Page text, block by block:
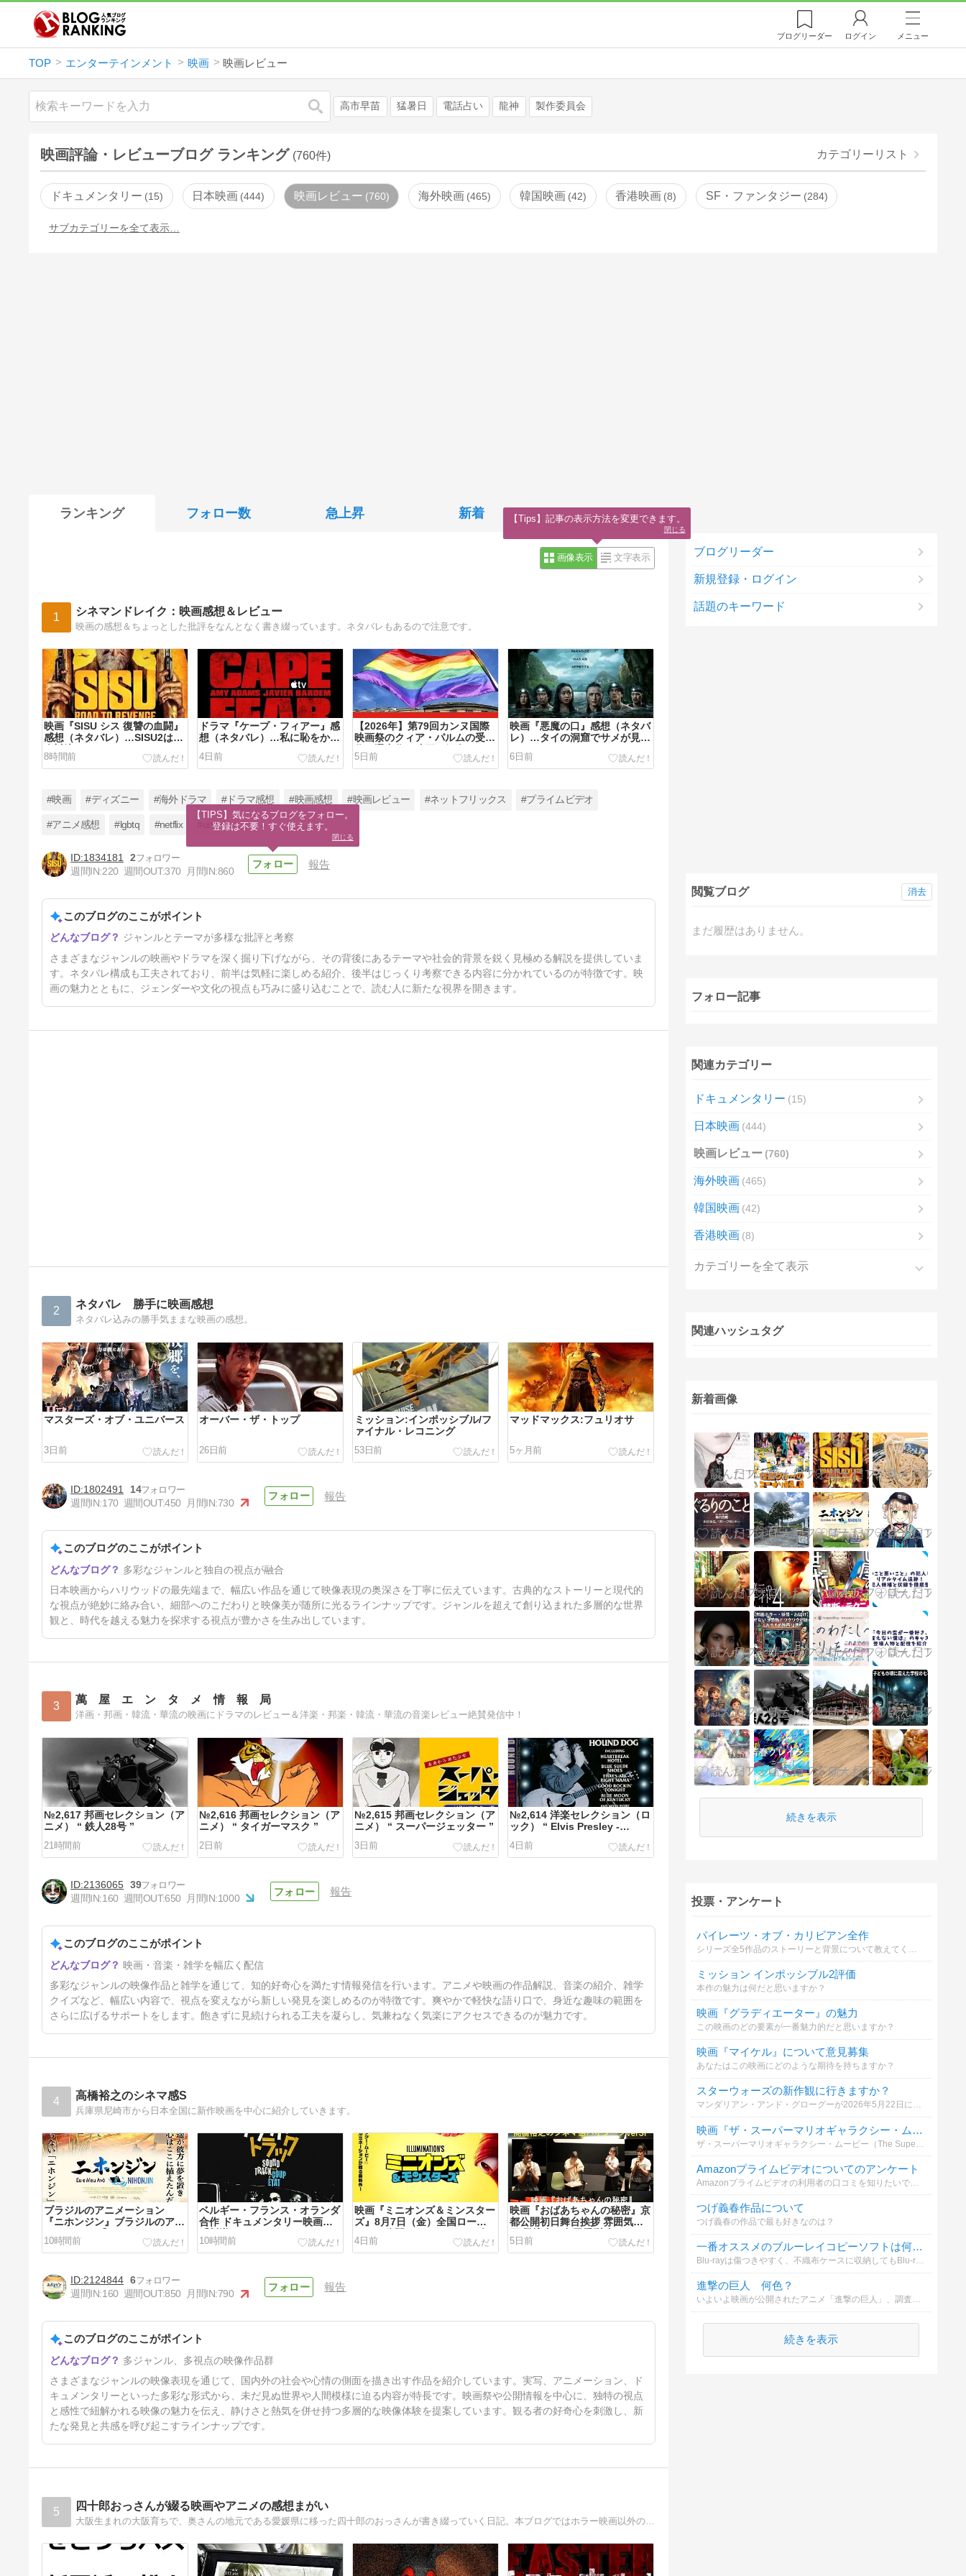
ブログリーダー ログイン メニュー
TOP エンターテインメント 映画 映画レビュー
検索 高市早苗 猛暑日 電話占い 龍神 製作委員会
映画評論・レビューブログ ランキング (760件) カテゴリーリスト
ドキュメンタリー 15 日本映画 444 映画レビュー 760 海外映画 465 韓国映画 42 香港映画 8 SF・ファンタジー 284
サブカテゴリーを全て表示…
ランキング フォロー数 急上昇 新着
画像表示 文字表示
1 シネマンドレイク：映画感想＆レビュー
映画の感想＆ちょっとした批評をなんとなく書き綴っています。ネタバレもあるので注意です。
映画『SISU シス 復讐の血闘』
感想（ネタバレ）…SISU2は老
人対決
8時間前
ドラマ『ケープ・フィアー』感
想（ネタバレ）…私に恥をかか
せるな
4日前
【2026年】第79回カンヌ国際
映画祭のクィア・パルムの受賞
作＆選出作の映画を紹介
5日前
映画『悪魔の口』感想（ネタバ
レ）…タイの洞窟でサメが見た
いなら
6日前
映画『スパイダーマン ブラン
ド・ニュー・デイ』感想（ネタ
#映画 #ディズニー #海外ドラマ #ドラマ感想 #映画感想 #映画レビュー #ネットフリックス #プライムビデオ
#アニメ感想 #lgbtq #netflix #unext
1834181
2
週間IN:220 週間OUT:370 月間IN:860
報告
このブログのここがポイント
ジャンルとテーマが多様な批評と考察
さまざまなジャンルの映画やドラマを深く掘り下げながら、その背後にあるテーマや社会的背景を鋭く見極める解説を提供していま
す。ネタバレ構成も工夫されており、前半は気軽に楽しめる紹介、後半はじっくり考察できる内容に分かれているのが特徴です。映
画の魅力とともに、ジェンダーや文化の視点も巧みに盛り込むことで、読む人に新たな視界を開きます。
2 ネタバレ 勝手に映画感想
ネタバレ込みの勝手気ままな映画の感想。
マスターズ・オブ・ユニバース
3日前
オーバー・ザ・トップ
26日前
ミッション:インポッシブル/フ
ァイナル・レコニング
53日前
マッドマックス:フュリオサ
5ヶ月前
マッドマックス:フュリオサ
5ヶ月前
1802491
14
週間IN:170 週間OUT:450 月間IN:730
報告
このブログのここがポイント
多彩なジャンルと独自の視点が融合
日本映画からハリウッドの最先端まで、幅広い作品を通じて映像表現の奥深さを丁寧に伝えています。古典的なストーリーと現代的
な視点が絶妙に絡み合い、細部へのこだわりと映像美が随所に光るラインナップです。ジャンルを超えて創り込まれた多層的な世界
観と、時代を越える魅力を探求する視点が豊かさを生み出しています。
3 萬 屋 エ ン タ メ 情 報 局
洋画・邦画・韓流・華流の映画にドラマのレビュー＆洋楽・邦楽・韓流・華流の音楽レビュー絶賛発信中！
№2,617 邦画セレクション（ア
ニメ） “ 鉄人28号 ”
21時間前
№2,616 邦画セレクション（ア
ニメ） “ タイガーマスク ”
2日前
№2,615 邦画セレクション（ア
ニメ） “ スーパージェッター ”
3日前
№2,614 洋楽セレクション（ロ
ック） “ Elvis Presley -
Hound Dog ”
4日前
№2,613 邦画セレクション（ア
ニメ） “ 少年忍者風のフジ丸 ”
5日前
2136065 39
週間IN:160 週間OUT:650 月間IN:1000
報告
このブログのここがポイント
映画・音楽・雑学を幅広く配信
多彩なジャンルの映像作品と雑学を通じて、知的好奇心を満たす情報発信を行います。アニメや映画の作品解説、音楽の紹介、雑学
クイズなど、幅広い内容で、視点を変えながら新しい発見を楽しめるのが特徴です。爽やかで軽快な語り口で、身近な趣味の範囲を
さらに広げるサポートをします。飽きずに見続けられる工夫を凝らし、気兼ねなく気楽にアクセスできるのが魅力です。
4 高橋裕之のシネマ感S
兵庫県尼崎市から日本全国に新作映画を中心に紹介していきます。
ブラジルのアニメーション
『ニホンジン』ブラジルのアニ
メーション 『ニホンジン』
10時間前
ベルギー・フランス・オランダ
合作 ドキュメンタリー映画
『叛逆のサウンドトラック』８
月７日（金）公開
10時間前
映画『ミニオンズ＆ミンスター
ズ』8月7日（金）全国ロード
ショー公開！ おっちゃんも楽
しめるよ～
HIRO×HIRO=HIROBA24 新作
4日前
映画『おばあちゃんの秘密』京
都公開初日舞台挨拶 雰囲気動
画 登壇者：島田愛梨珠さん
（主演・莉莉役）
5日前
ドキュメンタリー映画 『軍服
を着た神様』８月１日（土）公
5日前
2124844 6
週間IN:160 週間OUT:850 月間IN:790
報告
このブログのここがポイント
多ジャンル、多視点の映像作品群
さまざまなジャンルの映像表現を通じて、国内外の社会や心情の側面を描き出す作品を紹介しています。実写、アニメーション、ド
キュメンタリーといった多彩な形式から、未だ見ぬ世界や人間模様に迫る内容が特長です。映画祭や公開情報を中心に、独特の視点
と感性で紐解かれる映像の魅力を伝え、静けさと熱気を併せ持つ多層的な映像体験を提案しています。観る者の好奇心を刺激し、新
たな発見と共感を呼び起こすラインナップです。
5 四十郎おっさんが綴る映画やアニメの感想まがい
ブログリーダー
新規登録・ログイン
話題のキーワード
閲覧ブログ
まだ履歴はありません。
消去
フォロー記事
関連カテゴリー
ドキュメンタリー 15
日本映画 444
映画レビュー 760
海外映画 465
韓国映画 42
香港映画 8
カテゴリーを全て表示
関連ハッシュタグ
新着画像
続きを表示
投票・アンケート
パイレーツ・オブ・カリビアン全作
ミッション インポッシブル2評価
本作の魅力は何だと思いますか？
映画『グラディエーター』の魅力
この映画のどの要素が一番魅力的だと思いますか？
映画『マイケル』について意見募集
あなたはこの映画にどのような期待を持ちますか？
スターウォーズの新作観に行きますか？
マンダリアン・アンド・グローグーが2026年5月22日に公開されます。
映画『ザ・スーパーマリオギャラクシー・ムービー』最新映像が公開！どう思う？
Amazonプライムビデオについてのアンケート
つげ義春作品について
つげ義春の作品で最も好きなのは？
一番オススメのブルーレイコピーソフトは何ですか
Blu-rayは傷つきやすく、不織布ケースに収納してもBlu-rayの寿命が縮まることがあます。 そのため、ブルーレイをコピーしてバックアップを作成する必要はあります。
進撃の巨人 何色？
いよいよ映画が公開されたアニメ「進撃の巨人」、調査兵団は奇行種を発見した際、何色の爆弾を放つでしょうか？
続きを表示
【TIPS】気になるブログをフォロー。
登録は不要！すぐ使えます。
閉じる
【Tips】記事の表示方法を変更できます。
閉じる